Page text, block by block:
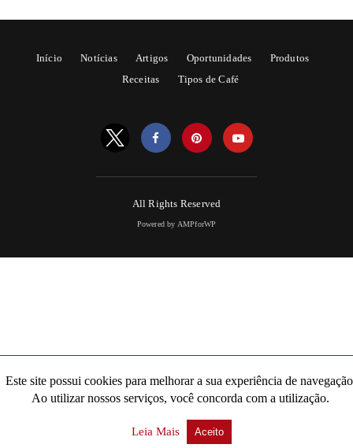
Início Notícias Artigos Oportunidades
Produtos
Receitas
Tipos de Café
All Rights Reserved
Powered by AMPforWP
Este site possui cookies para melhorar a sua experiência de
Ao utilizar nossos serviços, você concorda com a utilização.
Leia Mais Aceito